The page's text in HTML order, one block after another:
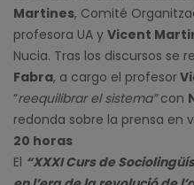
Martines, Comité
profesora UA y Vicent
Nucia. Tras los discursos se
Fabra, a cargo el profesor
“reequilibrar el sistema”con
redonda sobre la prensa en
20 horas
El “XXXI Curs de